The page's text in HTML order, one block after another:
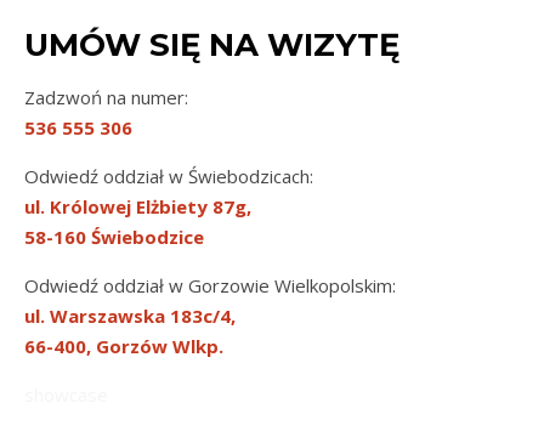
UMÓW SIĘ NA WIZYTĘ
Zadzwoń na numer:
536 555 306
Odwiedź oddział w Świebodzicach:
ul. Królowej Elżbiety 87g,
58-160 Świebodzice
Odwiedź oddział w Gorzowie Wielkopolskim:
ul. Warszawska 183c/4,
66-400, Gorzów Wlkp.